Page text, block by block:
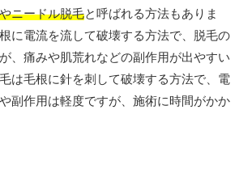
ニードル脱毛と呼ばれる方法もありま
に電流を流して破壊する方法で、脱毛の
、痛みや肌荒れなどの副作用が出やすい
は毛根に針を刺して破壊する方法で、電
副作用は軽度ですが、施術に時間がかか